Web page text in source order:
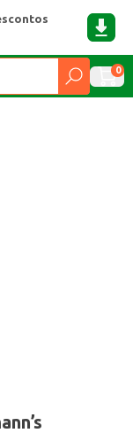
0